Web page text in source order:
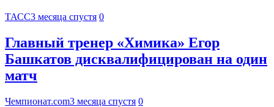
ТАСС3 месяца спустя 0
Главный тренер «Химика» Егор
Башкатов дисквалифицирован на один
матч
Чемпионат.com3 месяца спустя 0